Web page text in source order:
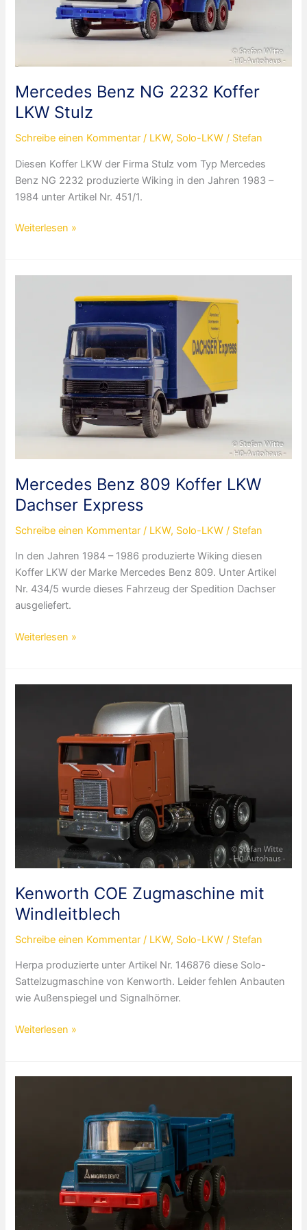
Mercedes Benz NG 2232 Koffer
LKW Stulz
Schreibe einen Kommentar / LKW, Solo-LKW / Stefan
Diesen Koffer LKW der Firma Stulz vom Typ Mercedes
Benz NG 2232 produzierte Wiking in den Jahren 1983 –
1984 unter Artikel Nr. 451/1.
Mercedes
2232
Weiterlesen »
Mercedes Benz 809 Koffer LKW
Dachser Express
Schreibe einen Kommentar / LKW, Solo-LKW / Stefan
In den Jahren 1984 – 1986 produzierte Wiking diesen
Koffer LKW der Marke Mercedes Benz 809. Unter Artikel
Nr. 434/5 wurde dieses Fahrzeug der Spedition Dachser
ausgeliefert.
Mercedes
Koffer
Weiterlesen »
Kenworth COE Zugmaschine mit
Windleitblech
Schreibe einen Kommentar / LKW, Solo-LKW / Stefan
Herpa produzierte unter Artikel Nr. 146876 diese Solo-
Sattelzugmaschine von Kenworth. Leider fehlen Anbauten
wie Außenspiegel und Signalhörner.
Kenworth
mit
Weiterlesen »